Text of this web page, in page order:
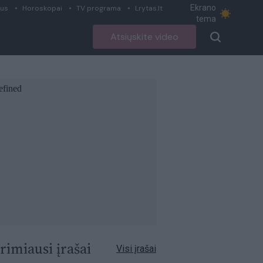
Horoskopai TV programa Lrytas.lt
Ekrano
tema
Atsiųskite video
įrašai Visi įrašai